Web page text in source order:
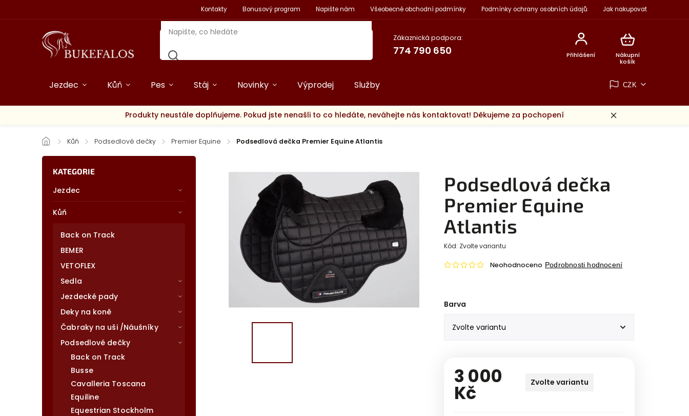
Kontakty Bonusový program Napište nám Všeobecné obchodní podmínky Podmínky ochrany osobních údajů Jak nakupovat
Zákaznická podpora:
774 790 650
Nákupní
košík
Přihlášení
CZK
Jezdec Kůň Pes Stáj Novinky Výprodej Služby
Produkty neustále doplňujeme. Pokud jste nenašli to co hledáte, neváhejte nás kontaktovat! Děkujeme za pochopení
/ Kůň / Podsedlové dečky / Premier Equine / Podsedlová dečka Premier Equine Atlantis
KATEGORIE
Jezdec
Kůň
Back on Track
BEMER
VETOFLEX
Sedla
Jezdecké pady
Deky na koně
Čabraky na uši /Náušníky
Podsedlové dečky
Back on Track
Busse
Cavalleria Toscana
Equiline
Equestrian Stockholm
Podsedlová dečka
Premier Equine
Atlantis
Kód: Zvolte variantu
Neohodnoceno Podrobnosti hodnocení
Barva
3 000
Kč Zvolte variantu